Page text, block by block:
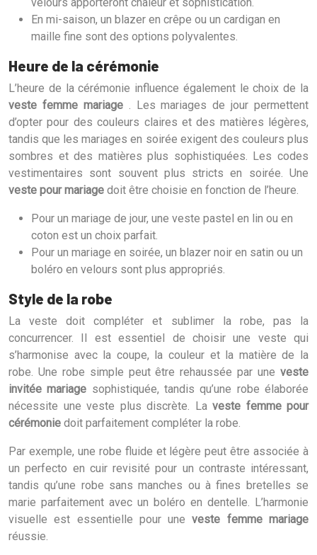
En mi-saison, un blazer en crêpe ou un cardigan en
maille fine sont des options polyvalentes.
Heure de la cérémonie
L’heure de la cérémonie influence également le choix de la
veste femme mariage
. Les mariages de jour permettent
d’opter pour des couleurs claires et des matières légères,
tandis que les mariages en soirée exigent des couleurs plus
sombres et des matières plus sophistiquées. Les codes
vestimentaires sont souvent plus stricts en soirée. Une
veste pour mariage doit être choisie en fonction de l’heure.
Pour un mariage de jour, une veste pastel en lin ou en
coton est un choix parfait.
Pour un mariage en soirée, un blazer noir en satin ou un
boléro en velours sont plus appropriés.
Style de la robe
La veste doit compléter et sublimer la robe, pas la
concurrencer. Il est essentiel de choisir une veste qui
s’harmonise avec la coupe, la couleur et la matière de la
robe. Une robe simple peut être rehaussée par une veste
invitée mariage sophistiquée, tandis qu’une robe élaborée
nécessite une veste plus discrète. La veste femme pour
cérémonie doit parfaitement compléter la robe.
Par exemple, une robe fluide et légère peut être associée à
un perfecto en cuir revisité pour un contraste intéressant,
tandis qu’une robe sans manches ou à fines bretelles se
marie parfaitement avec un boléro en dentelle. L’harmonie
visuelle est essentielle pour uneveste femme mariage
réussie.